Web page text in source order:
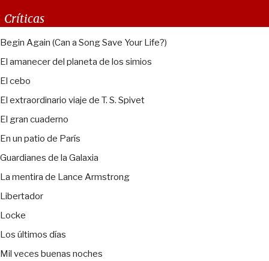
Críticas
Begin Again (Can a Song Save Your Life?)
El amanecer del planeta de los simios
El cebo
El extraordinario viaje de T. S. Spivet
El gran cuaderno
En un patio de París
Guardianes de la Galaxia
La mentira de Lance Armstrong
Libertador
Locke
Los últimos días
Mil veces buenas noches